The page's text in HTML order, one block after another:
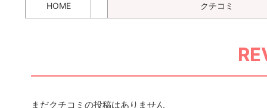
HOME クチコミ
まだクチコミの投稿はありません